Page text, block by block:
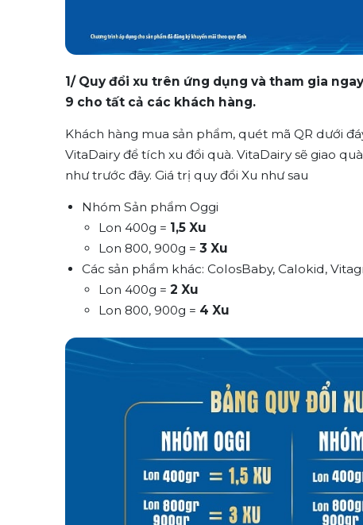
1/ Quy đổi xu trên ứng dụng và tham gia
9 cho tất cả các khách hàng.
Khách hàng mua sản phẩm, quét mã QR dưới
VitaDairy để tích xu đổi quà. VitaDairy sẽ giao
như trước đây. Giá trị quy đổi Xu như sau
Nhóm Sản phẩm Oggi
Lon 400g = 1,5 Xu
Lon 800, 900g = 3 Xu
Các sản phẩm khác: ColosBaby, Calokid,
Lon 400g = 2 Xu
Lon 800, 900g = 4 Xu